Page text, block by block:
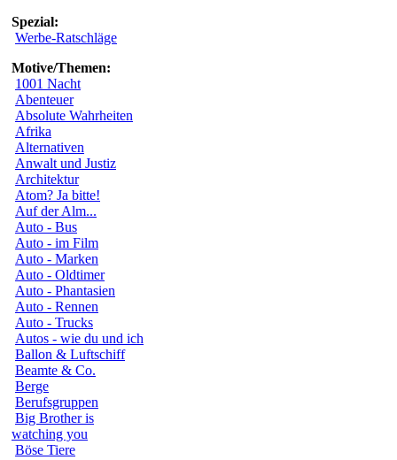
Spezial:
Werbe-Ratschläge
Motive/Themen:
1001 Nacht
Abenteuer
Absolute Wahrheiten
Afrika
Alternativen
Anwalt und Justiz
Architektur
Atom? Ja bitte!
Auf der Alm...
Auto - Bus
Auto - im Film
Auto - Marken
Auto - Oldtimer
Auto - Phantasien
Auto - Rennen
Auto - Trucks
Autos - wie du und ich
Ballon & Luftschiff
Beamte & Co.
Berge
Berufsgruppen
Big Brother is
watching you
Böse Tiere